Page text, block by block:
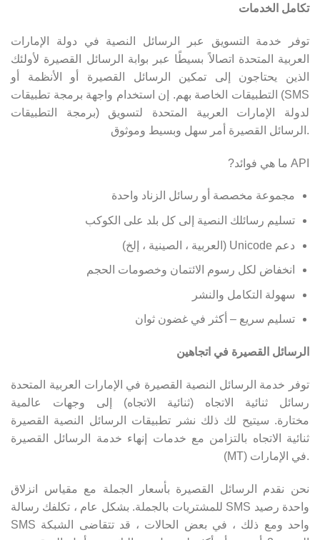
تكامل الخدمات
توفر خدمة التسويق عبر الرسائل النصية في دولة الإمارات
العربية المتحدة اتصالاً بسيطًا عبر بوابة الرسائل القصيرة لأولئك
الذين يحتاجون إلى تمكين الرسائل القصيرة أو الأنظمة أو
التطبيقات الخاصة بهم. إن استخدام واجهة برمجة تطبيقات (SMS
برمجة التطبيقات) لدولة الإمارات العربية المتحدة لتسويق
الرسائل القصيرة أمر سهل وبسيط وموثوق.
?ما هي فوائد API
مجموعة مخصصة أو رسائل الزناد واحدة
تسليم رسائلك النصية إلى كل بلد على الكوكب
دعم Unicode (العربية ، الصينية ، إلخ)
انخفاض لكل رسوم الائتمان وخصومات الحجم
سهولة التكامل والنشر
تسليم سريع – أكثر في غضون ثوان
الرسائل القصيرة في اتجاهين
توفر خدمة الرسائل النصية القصيرة في الإمارات العربية المتحدة
رسائل ثنائية الاتجاه (ثنائية الاتجاه) إلى وجهات عالمية
مختارة. سيتيح لك ذلك نشر تطبيقات الرسائل النصية القصيرة
ثنائية الاتجاه بالتزامن مع خدمات إنهاء خدمة الرسائل القصيرة
(MT) في الإمارات.
نحن نقدم الرسائل القصيرة بأسعار الجملة مع مقياس انزلاق
للمشتريات بالجملة. بشكل عام ، تكلفك رسالة SMS واحدة رصيد
SMS واحد ومع ذلك ، في بعض الحالات ، قد تتقاضى الشبكة